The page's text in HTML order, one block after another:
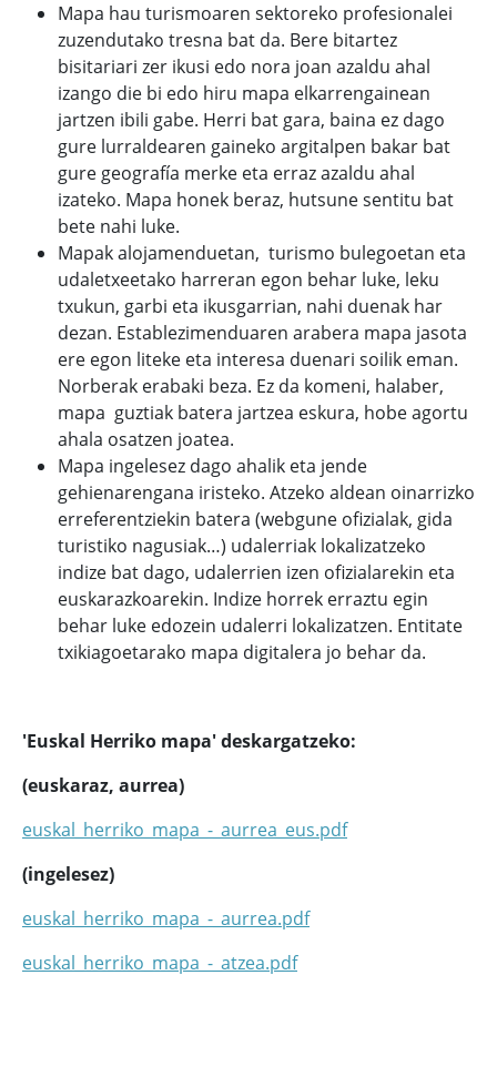
Mapa hau turismoaren sektoreko profesionalei
zuzendutako tresna bat da. Bere bitartez
bisitariari zer ikusi edo nora joan azaldu ahal
izango die bi edo hiru mapa elkarrengainean
jartzen ibili gabe. Herri bat gara, baina ez dago
gure lurraldearen gaineko argitalpen bakar bat
gure geografía merke eta erraz azaldu ahal
izateko. Mapa honek beraz, hutsune sentitu bat
bete nahi luke.
Mapak alojamenduetan, turismo bulegoetan eta
udaletxeetako harreran egon behar luke, leku
txukun, garbi eta ikusgarrian, nahi duenak har
dezan. Establezimenduaren arabera mapa jasota
ere egon liteke eta interesa duenari soilik eman.
Norberak erabaki beza. Ez da komeni, halaber,
mapa guztiak batera jartzea eskura, hobe agortu
ahala osatzen joatea.
Mapa ingelesez dago ahalik eta jende
gehienarengana iristeko. Atzeko aldean oinarrizko
erreferentziekin batera (webgune ofizialak, gida
turistiko nagusiak…) udalerriak lokalizatzeko
indize bat dago, udalerrien izen ofizialarekin eta
euskarazkoarekin. Indize horrek erraztu egin
behar luke edozein udalerri lokalizatzen. Entitate
txikiagoetarako mapa digitalera jo behar da.
'Euskal Herriko mapa' deskargatzeko:
(euskaraz, aurrea)
euskal_herriko_mapa_-_aurrea_eus.pdf
(ingelesez)
euskal_herriko_mapa_-_aurrea.pdf
euskal_herriko_mapa_-_atzea.pdf